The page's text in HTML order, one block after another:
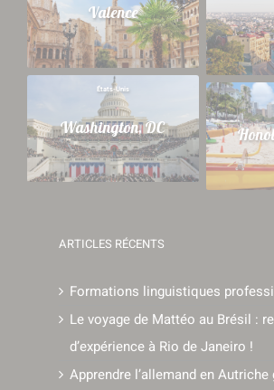
Valence
États-Unis
Washington, DC
ARTICLES RÉCENTS
Formations linguistiques
Le voyage de Mattéo au Brésil :
d’expérience à Rio de Janeiro !
Apprendre l’allemand en Autriche